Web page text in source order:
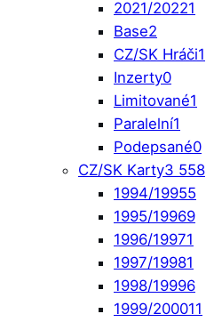
2021/20221
Base2
CZ/SK Hráči1
Inzerty0
Limitované1
Paralelní1
Podepsané0
CZ/SK Karty3 558
1994/19955
1995/19969
1996/19971
1997/19981
1998/19996
1999/200011